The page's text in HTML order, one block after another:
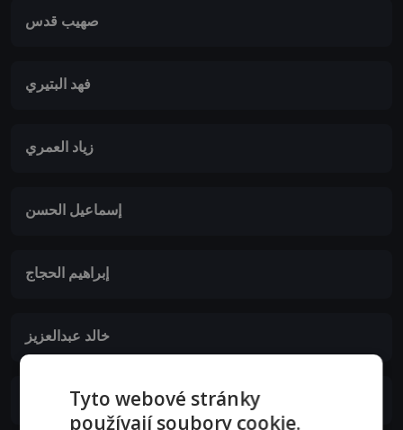
صهيب قدس
فهد البتيري
زياد العمري
إسماعيل الحسن
إبراهيم الحجاج
خالد عبدالعزيز
Abd El Rahim Al Sharbaji
Tyto webové stránky
používají soubory cookie.